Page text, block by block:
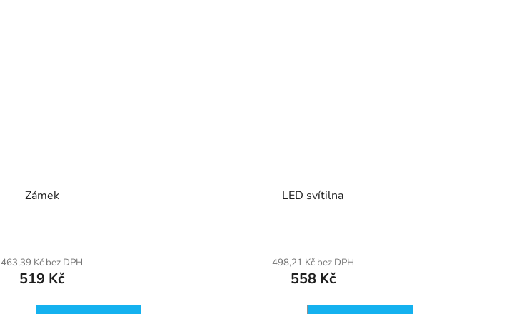
Zámek
463,39 Kč bez DPH
519 Kč
LED svítilna
498,21 Kč bez DPH
558 Kč